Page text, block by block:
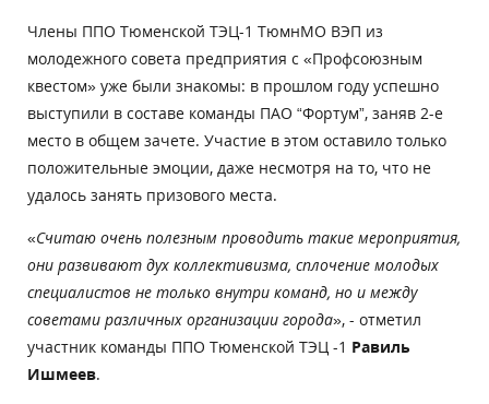
Члены ППО Тюменской ТЭЦ-1 ТюмнМО ВЭП из
молодежного совета предприятия с «Профсоюзным
квестом» уже были знакомы: в прошлом году успешно
выступили в составе команды ПАО “Фортум”, заняв 2-е
место в общем зачете. Участие в этом оставило только
положительные эмоции, даже несмотря на то, что не
удалось занять призового места.
«Считаю очень полезным проводить такие мероприятия,
они развивают дух коллективизма, сплочение молодых
специалистов не только внутри команд, но и между
советами различных организации города», - отметил
участник команды ППО Тюменской ТЭЦ -1 Равиль
Ишмеев.